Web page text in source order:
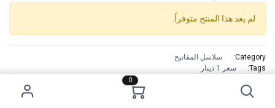
0
لم يعد هذا المنتج متوفراً.
Category:
سلاسل المفاتيح
Tags:
سعر 1 دينار
Use it as a fashion accessory, a home decoration, or a choice of